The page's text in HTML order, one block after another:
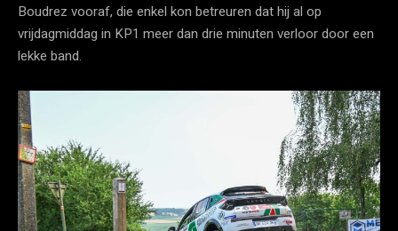
Boudrez vooraf, die enkel kon betreuren dat hij al op
vrijdagmiddag in KP1 meer dan drie minuten verloor door een
lekke band.